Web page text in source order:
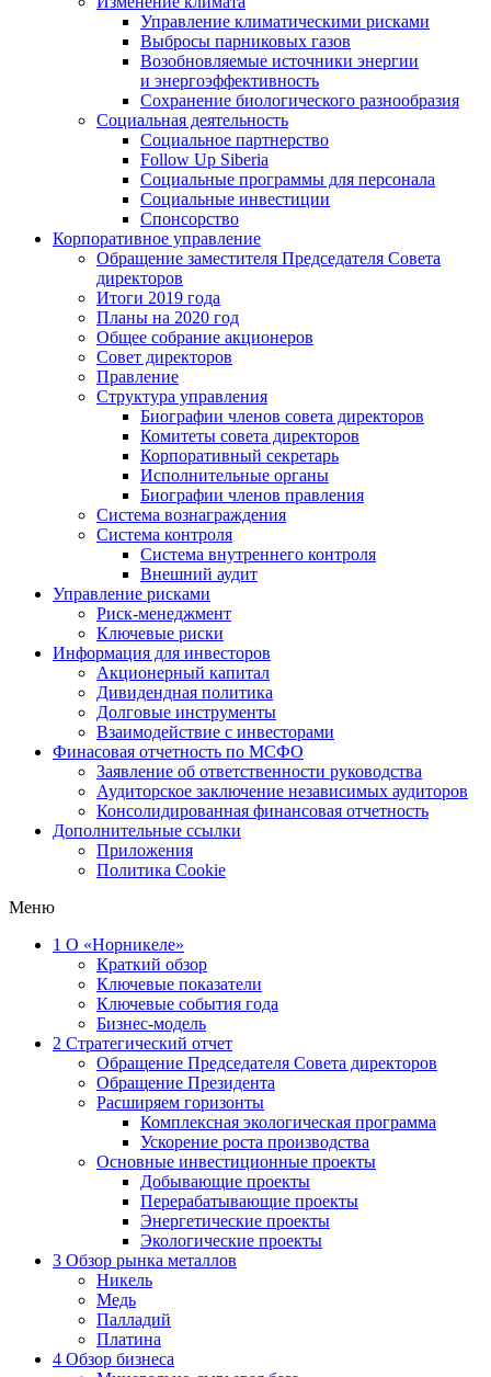
Управление климатическими рисками
Выбросы парниковых газов
Возобновляемые источники энергии
и энергоэффективность
Сохранение биологического разнообразия
Социальная деятельность
Социальное партнерство
Follow Up Siberia
Социальные программы для персонала
Социальные инвестиции
Спонсорство
Корпоративное управление
Обращение заместителя Председателя Совета
директоров
Итоги 2019 года
Планы на 2020 год
Общее собрание акционеров
Совет директоров
Правление
Структура управления
Биографии членов совета директоров
Комитеты совета директоров
Корпоративный секретарь
Исполнительные органы
Биографии членов правления
Система вознаграждения
Система контроля
Система внутреннего контроля
Внешний аудит
Управление рисками
Риск-менеджмент
Ключевые риски
Информация для инвесторов
Акционерный капитал
Дивидендная политика
Долговые инструменты
Взаимодействие с инвеcторами
Финасовая отчетность по МСФО
Заявление об ответственности руководства
Аудиторское заключение независимых аудиторов
Консолидированная финансовая отчетность
Дополнительные ссылки
Приложения
Политика Cookie
Меню
1 О «Норникеле»
Краткий обзор
Ключевые показатели
Ключевые события года
Бизнес-модель
2 Стратегический отчет
Обращение Председателя Совета директоров
Обращение Президента
Расширяем горизонты
Комплексная экологическая программа
Ускорение роста производства
Основные инвестиционные проекты
Добывающие проекты
Перерабатывающие проекты
Энергетические проекты
Экологические проекты
3 Обзор рынка металлов
Никель
Медь
Палладий
Платина
4 Обзор бизнеса